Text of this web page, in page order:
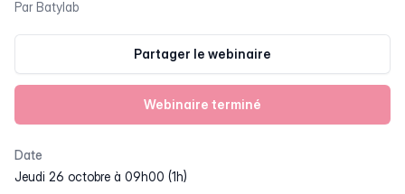
ParBatylab
Partager le webinaire
Webinaire terminé
Date
jeudi 26 octobre à 09h00 (1h)